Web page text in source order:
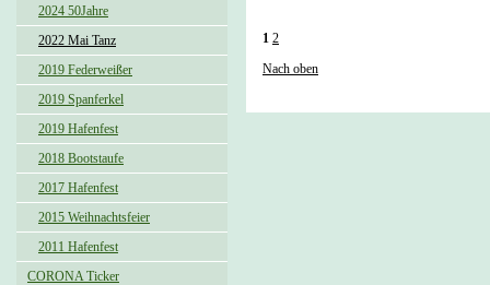
2024 50Jahre
2022 Mai Tanz
2019 Federweißer
2019 Spanferkel
2019 Hafenfest
2018 Bootstaufe
2017 Hafenfest
2015 Weihnachtsfeier
2011 Hafenfest
CORONA Ticker
1 2
Nach oben